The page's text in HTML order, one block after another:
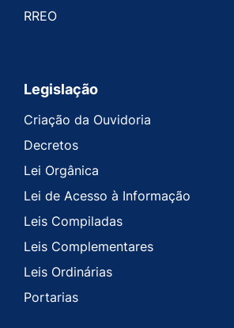
RREO
Legislação
Criação da Ouvidoria
Decretos
Lei Orgânica
Lei de Acesso à Informação
Leis Compiladas
Leis Complementares
Leis Ordinárias
Portarias